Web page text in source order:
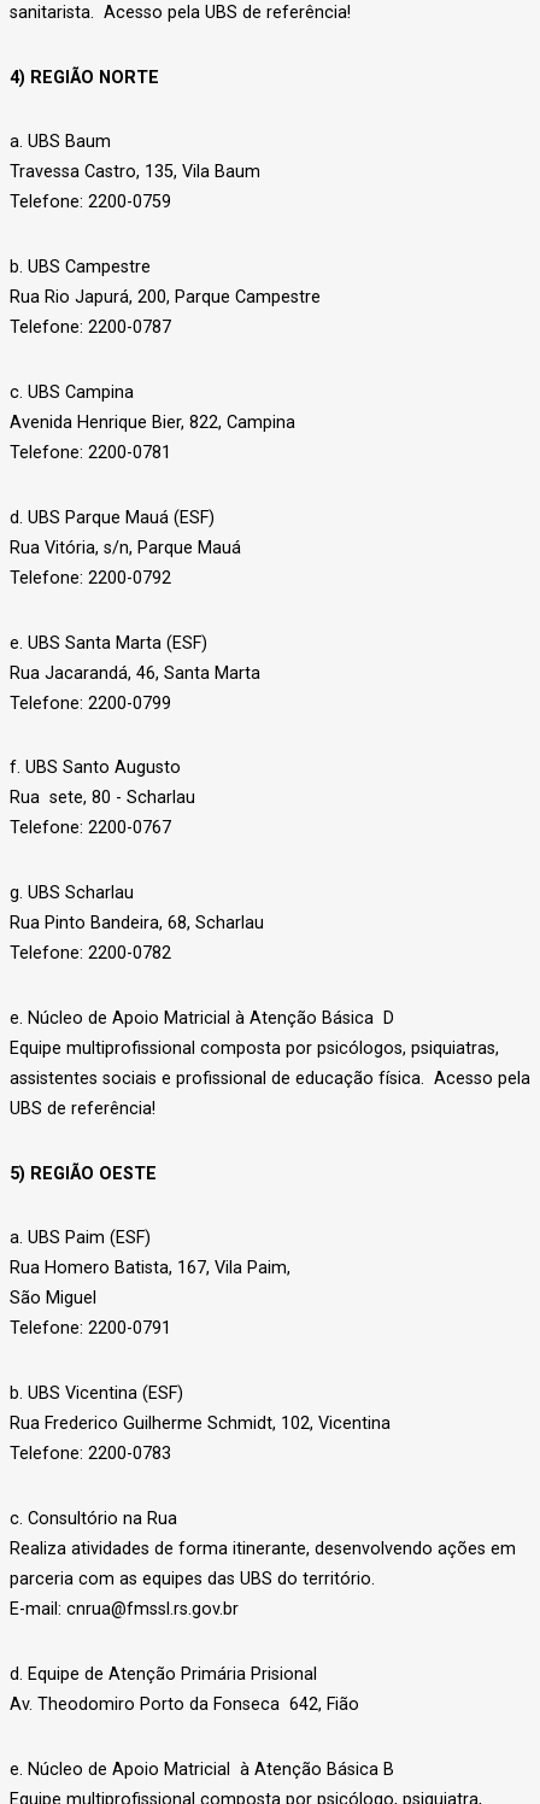
sanitarista. Acesso pela UBS de referência!
4) REGIÃO NORTE
a. UBS Baum
Travessa Castro, 135, Vila Baum
Telefone: 2200-0759
b. UBS Campestre
Rua Rio Japurá, 200, Parque Campestre
Telefone: 2200-0787
c. UBS Campina
Avenida Henrique Bier, 822, Campina
Telefone: 2200-0781
d. UBS Parque Mauá (ESF)
Rua Vitória, s/n, Parque Mauá
Telefone: 2200-0792
e. UBS Santa Marta (ESF)
Rua Jacarandá, 46, Santa Marta
Telefone: 2200-0799
f. UBS Santo Augusto
Rua sete, 80 - Scharlau
Telefone: 2200-0767
g. UBS Scharlau
Rua Pinto Bandeira, 68, Scharlau
Telefone: 2200-0782
e. Núcleo de Apoio Matricial à Atenção Básica D
Equipe multiprofissional composta por psicólogos, psiquiatras,
assistentes sociais e profissional de educação física. Acesso pela
UBS de referência!
5) REGIÃO OESTE
a. UBS Paim (ESF)
Rua Homero Batista, 167, Vila Paim,
São Miguel
Telefone: 2200-0791
b. UBS Vicentina (ESF)
Rua Frederico Guilherme Schmidt, 102, Vicentina
Telefone: 2200-0783
c. Consultório na Rua
Realiza atividades de forma itinerante, desenvolvendo ações em
parceria com as equipes das UBS do território.
E-mail: cnrua@fmssl.rs.gov.br
d. Equipe de Atenção Primária Prisional
Av. Theodomiro Porto da Fonseca 642, Fião
e. Núcleo de Apoio Matricial à Atenção Básica B
Equipe multiprofissional composta por psicólogo, psiquiatra,